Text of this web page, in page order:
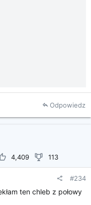
Odpowiedz
4,409 113
#234
ten chleb z połowy